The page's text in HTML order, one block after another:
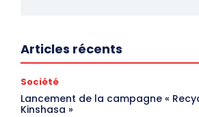
Articles récents
Société
Lancement de la campagne «
Kinshasa »